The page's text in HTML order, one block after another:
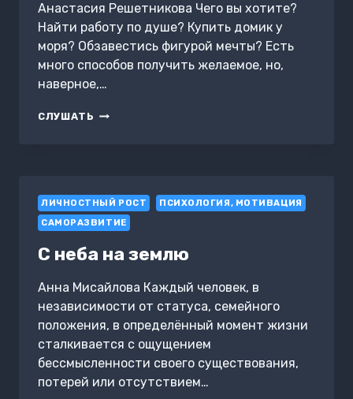
Анастасия Решетникова Чего вы хотите?
Найти работу по душе? Купить домик у
моря? Обзавестись фигурой мечты? Есть
много способов получить желаемое, но,
наверное,…
СЛУШАТЬ ИГРАЙ
МЕЧТАМ
СБЫВАТЬСЯ
ЛИЧНОСТНЫЙ РОСТ
ПСИХОЛОГИЯ, МОТИВАЦИЯ
САМОРАЗВИТИЕ
С неба на землю
Анна Мисайлова Каждый человек, в
независимости от статуса, семейного
положения, в определённый момент жизни
сталкивается с ощущением
бессмысленности своего существования,
потерей или отсутствием…